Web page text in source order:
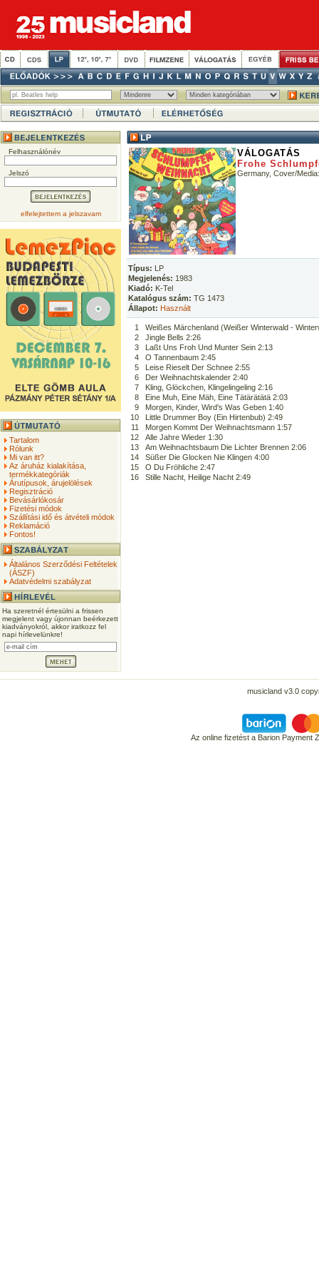
Felhasználónév
Jelszó
elfelejtettem a jelszavam
Tartalom
Rólunk
Mi van itt?
Az áruház kialakítása,
termékkategóriák
Árutípusok, árujelölések
Regisztráció
Bevásárlókosár
Fizetési módok
Szállítási idő és átvételi módok
Reklamáció
Fontos!
Általános Szerződési Feltételek
(ÁSZF)
Adatvédelmi szabályzat
Ha szeretnél értesülni a frissen
megjelent vagy újonnan beérkezett
kiadványokról, akkor iratkozz fel
napi hírlevelünkre!
VÁLOGATÁS
Frohe
Germany, Cover/
Típus: LP
Megjelenés: 1983
Kiadó: K-Tel
Katalógus szám: TG 1473
Állapot: Használt
1
Weißes Märchenland (Weißer Winterwald -
2
Jingle Bells 2:26
3
Laßt Uns Froh Und Munter Sein 2:13
4
O Tannenbaum 2:45
5
Leise Rieselt Der Schnee 2:55
6
Der Weihnachtskalender 2:40
7
Kling, Glöckchen, Klingelingeling 2:16
8
Eine Muh, Eine Mäh, Eine Tätärätätä 2:03
9
Morgen, Kinder, Wird's Was Geben 1:40
10
Little Drummer Boy (Ein Hirtenbub) 2:49
11
Morgen Kommt Der Weihnachtsmann 1:57
12
Alle Jahre Wieder 1:30
13
Am Weihnachtsbaum Die Lichter Brennen 2:06
14
Süßer Die Glocken Nie Klingen 4:00
15
O Du Fröhliche 2:47
16
Stille Nacht, Heilige Nacht 2:49
musicland v3.0
Az online fizetést a Barion Payment